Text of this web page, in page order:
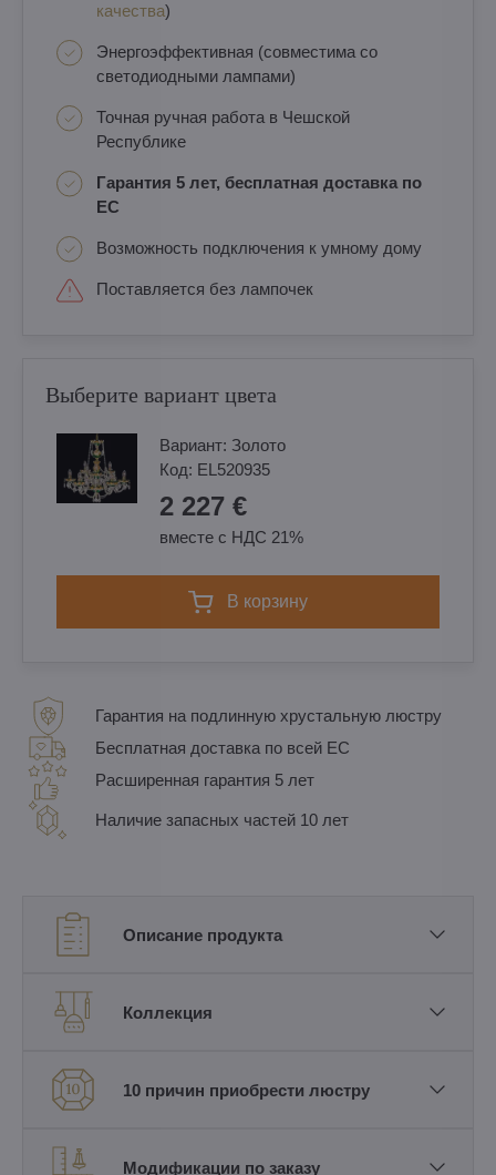
качества)
Энергоэффективная (совместима со
светодиодными лампами)
Точная ручная работа в Чешской
Республике
Гарантия 5 лет, бесплатная доставка по
ЕС
Возможность подключения к умному дому
Поставляется без лампочек
Выберите вариант цвета
Вариант: Золотo
Код: EL520935
2 227 €
вместе с НДС 21%
в корзину
Гарантия на подлинную хрустальную люстру
Бесплатная доставка по всей ЕС
Расширенная гарантия 5 лет
Наличие запасных частей 10 лет
Описание продукта
Коллекция
10 причин приобрести люстру
Модификации по заказу